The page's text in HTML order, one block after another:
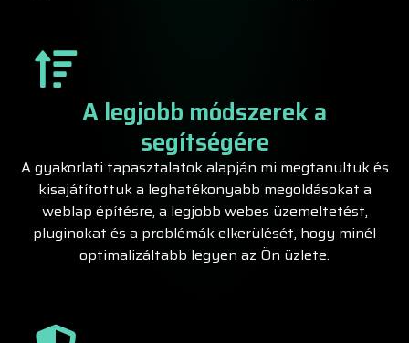
A legjobb módszerek a
segítségére
A gyakorlati tapasztalatok alapján mi megtanultuk és
kisajátítottuk a leghatékonyabb megoldásokat a
weblap építésre, a legjobb webes üzemeltetést,
pluginokat és a problémák elkerülését, hogy minél
optimalizáltabb legyen az Ön üzlete.